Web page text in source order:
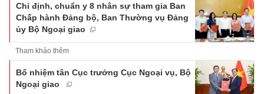
Chỉ định, chuẩn y 8 nhân sự tham gia Ban
Chấp hành Đảng bộ, Ban Thường vụ Đảng
ủy Bộ Ngoại giao
Tham khảo thêm
Bổ nhiệm tân Cục trưởng Cục Ngoại vụ, Bộ
Ngoại giao